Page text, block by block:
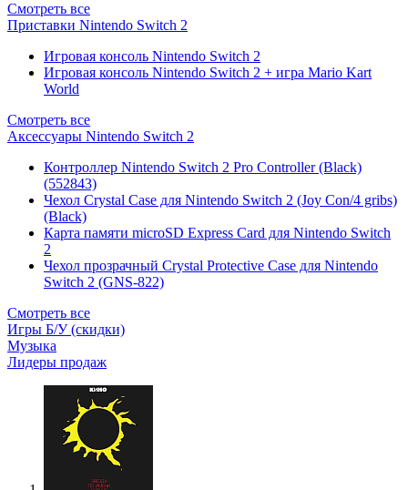
Смотреть все
Приставки Nintendo Switch 2
Игровая консоль Nintendo Switch 2
Игровая консоль Nintendo Switch 2 + игра Mario Kart
World
Смотреть все
Аксессуары Nintendo Switch 2
Контроллер Nintendo Switch 2 Pro Controller (Black)
(552843)
Чехол Сrystal Сase для Nintendo Switch 2 (Joy Con/4 gribs)
(Black)
Карта памяти microSD Express Card для Nintendo Switch
2
Чехол прозрачный Crystal Protective Case для Nintendo
Switch 2 (GNS-822)
Смотреть все
Игры Б/У (скидки)
Музыка
Лидеры продаж